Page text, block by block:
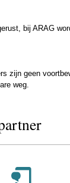
bij ARAG
zijn geen
weg.